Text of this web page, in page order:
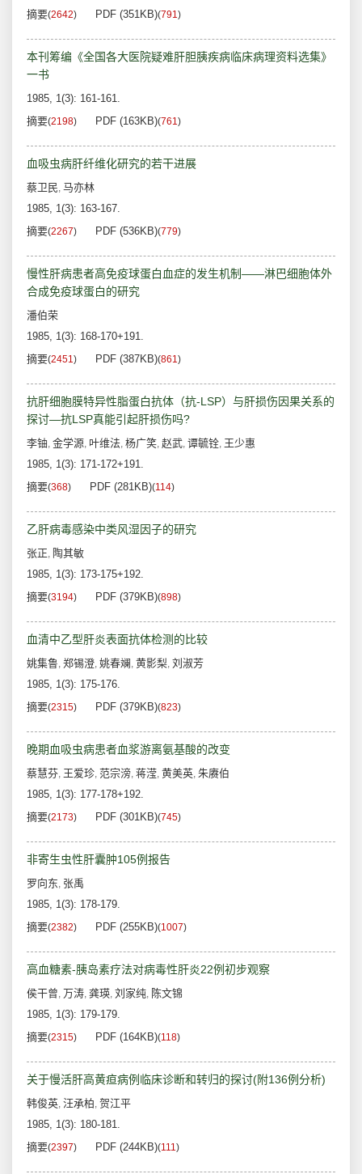
摘要(2642) PDF (351KB)(791)
本刊筹编《全国各大医院疑难肝胆胰疾病临床病理资料选集》
一书
1985, 1(3): 161-161.
摘要(2198) PDF (163KB)(761)
血吸虫病肝纤维化研究的若干进展
蔡卫民, 马亦林
1985, 1(3): 163-167.
摘要(2267) PDF (536KB)(779)
慢性肝病患者高免疫球蛋白血症的发生机制——淋巴细胞体外
合成免疫球蛋白的研究
潘伯荣
1985, 1(3): 168-170+191.
摘要(2451) PDF (387KB)(861)
抗肝细胞膜特异性脂蛋白抗体（抗-LSP）与肝损伤因果关系的
探讨—抗LSP真能引起肝损伤吗?
李铀, 金学源, 叶维法, 杨广笑, 赵武, 谭毓铨, 王少惠
1985, 1(3): 171-172+191.
摘要(368) PDF (281KB)(114)
乙肝病毒感染中类风湿因子的研究
张正, 陶其敏
1985, 1(3): 173-175+192.
摘要(3194) PDF (379KB)(898)
血清中乙型肝炎表面抗体检测的比较
姚集鲁, 郑锡澄, 姚春斓, 黄影梨, 刘淑芳
1985, 1(3): 175-176.
摘要(2315) PDF (379KB)(823)
晚期血吸虫病患者血浆游离氨基酸的改变
蔡慧芬, 王爱珍, 范宗滂, 蒋滢, 黄美英, 朱赓伯
1985, 1(3): 177-178+192.
摘要(2173) PDF (301KB)(745)
非寄生虫性肝囊肿105例报告
罗向东, 张禹
1985, 1(3): 178-179.
摘要(2382) PDF (255KB)(1007)
高血糖素-胰岛素疗法对病毒性肝炎22例初步观察
侯干曾, 万涛, 龚瑛, 刘家纯, 陈文锦
1985, 1(3): 179-179.
摘要(2315) PDF (164KB)(118)
关于慢活肝高黄疸病例临床诊断和转归的探讨(附136例分析)
韩俊英, 汪承柏, 贺江平
1985, 1(3): 180-181.
摘要(2397) PDF (244KB)(111)